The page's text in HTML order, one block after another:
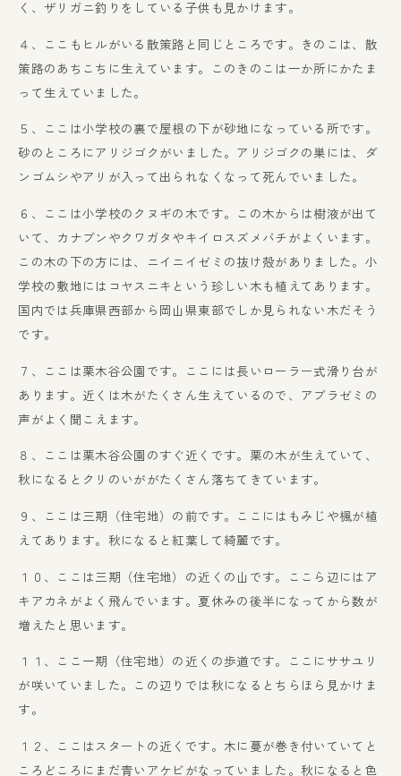
く、ザリガニ釣りをしている子供も見かけます。
４、ここもヒルがいる散策路と同じところです。きのこは、散
策路のあちこちに生えています。このきのこは一か所にかたま
って生えていました。
５、ここは小学校の裏で屋根の下が砂地になっている所です。
砂のところにアリジゴクがいました。アリジゴクの巣には、ダ
ンゴムシやアリが入って出られなくなって死んでいました。
６、ここは小学校のクヌギの木です。この木からは樹液が出て
いて、カナブンやクワガタやキイロスズメバチがよくいます。
この木の下の方には、ニイニイゼミの抜け殻がありました。小
学校の敷地にはコヤスニキという珍しい木も植えてあります。
国内では兵庫県西部から岡山県東部でしか見られない木だそう
です。
７、ここは栗木谷公園です。ここには長いローラー式滑り台が
あります。近くは木がたくさん生えているので、アブラゼミの
声がよく聞こえます。
８、ここは栗木谷公園のすぐ近くです。栗の木が生えていて、
秋になるとクリのいががたくさん落ちてきています。
９、ここは三期（住宅地）の前です。ここにはもみじや楓が植
えてあります。秋になると紅葉して綺麗です。
１０、ここは三期（住宅地）の近くの山です。ここら辺にはア
キアカネがよく飛んでいます。夏休みの後半になってから数が
増えたと思います。
１１、ここ一期（住宅地）の近くの歩道です。ここにササユリ
が咲いていました。この辺りでは秋になるとちらほら見かけま
す。
１２、ここはスタートの近くです。木に蔓が巻き付いていてと
ころどころにまだ青いアケビがなっていました。秋になると色